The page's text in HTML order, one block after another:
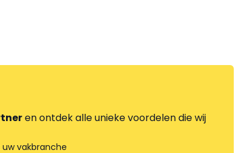
en ontdek alle unieke voordelen die wij
vakbranche